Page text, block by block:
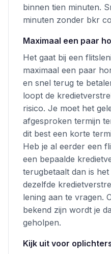
binnen tien minuten.
minuten zonder bkr
Maximaal een paar
Het gaat bij een
maximaal een paar
en snel terug te
loopt de
risico. Je moet het
afgesproken termijn
dit best een korte
Heb je al eerder een
een bepaalde
terugbetaalt dan is
dezelfde
lening aan te vragen.
bekend zijn wordt je
geholpen.
Kijk uit voor